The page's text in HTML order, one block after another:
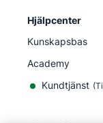
Hjälpcenter
Kunskapsbas
Academy
Kundtjänst (